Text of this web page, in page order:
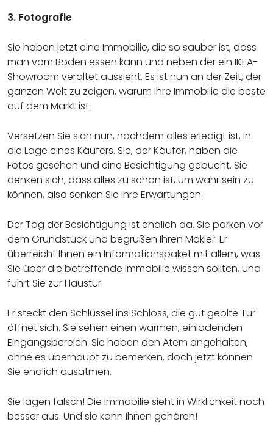
3. Fotografie
Sie haben jetzt eine Immobilie, die so sauber ist, dass
man vom Boden essen kann und neben der ein IKEA-
Showroom veraltet aussieht. Es ist nun an der Zeit, der
ganzen Welt zu zeigen, warum Ihre Immobilie die beste
auf dem Markt ist.
Versetzen Sie sich nun, nachdem alles erledigt ist, in
die Lage eines Käufers. Sie, der Käufer, haben die
Fotos gesehen und eine Besichtigung gebucht. Sie
denken sich, dass alles zu schön ist, um wahr sein zu
können, also senken Sie Ihre Erwartungen.
Der Tag der Besichtigung ist endlich da. Sie parken vor
dem Grundstück und begrüßen Ihren Makler. Er
überreicht Ihnen ein Informationspaket mit allem, was
Sie über die betreffende Immobilie wissen sollten, und
führt Sie zur Haustür.
Er steckt den Schlüssel ins Schloss, die gut geölte Tür
öffnet sich. Sie sehen einen warmen, einladenden
Eingangsbereich. Sie haben den Atem angehalten,
ohne es überhaupt zu bemerken, doch jetzt können
Sie endlich ausatmen.
Sie lagen falsch! Die Immobilie sieht in Wirklichkeit noch
besser aus. Und sie kann Ihnen gehören!